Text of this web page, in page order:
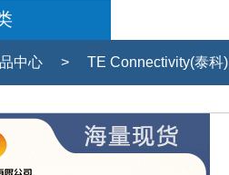
中心 > TE Connectivity(泰科)